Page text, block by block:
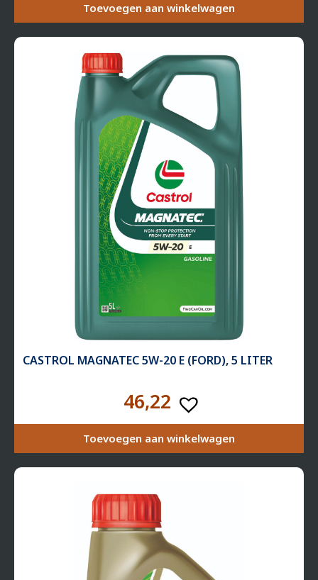
Toevoegen aan winkelwagen
CASTROL MAGNATEC 5W-20 E (FORD), 5 LITER
46,22
Toevoegen aan winkelwagen